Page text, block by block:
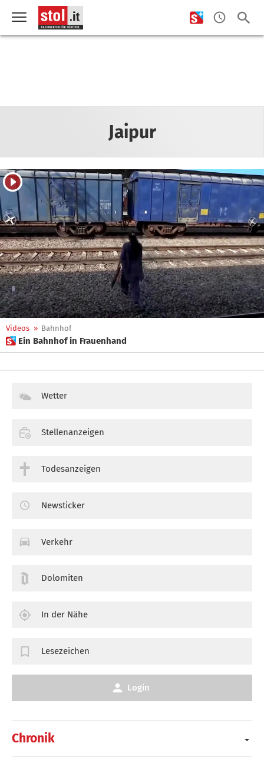
Jaipur
Videos » Bahnhof
 Ein Bahnhof in Frauenhand
Chronik
Wetter
Stellenanzeigen
Todesanzeigen
Newsticker
Verkehr
Dolomiten
In der Nähe
Lesezeichen
Login